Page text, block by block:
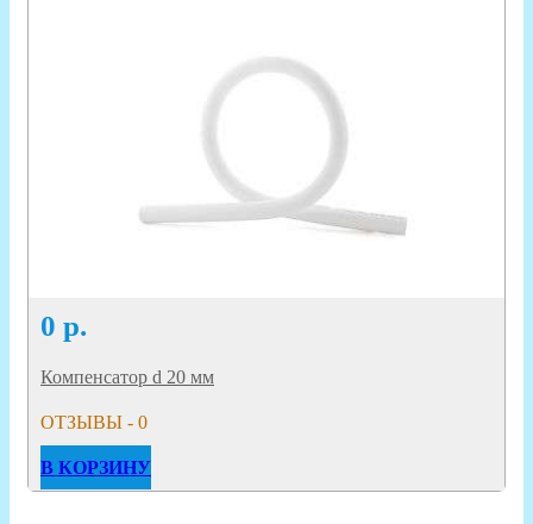
0 р.
Компенсатор d 20 мм
ОТЗЫВЫ - 0
В КОРЗИНУ